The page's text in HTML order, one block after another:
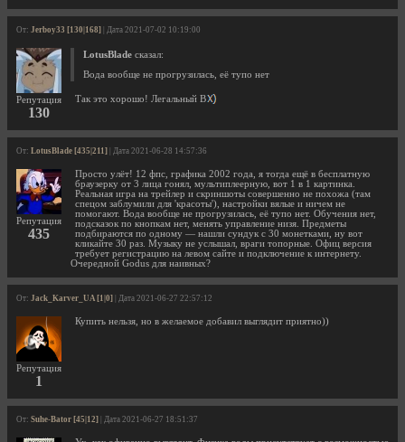
От: Jerboy33 [130|168] | Дата 2021-07-02 10:19:00
Репутация
130
LotusBlade сказал:
Вода вообще не прогрузилась, её тупо нет
Так это хорошо! Легальный В
От: LotusBlade [435|211] | Дата 2021-06-28 14:57:36
Репутация
435
Просто улёт! 12 фпс, графика 2002 года, я тогда ещё в бесплатную
браузерку от 3 лица гонял, мультиплеерную, вот 1 в 1 картинка.
Реальная игра на трейлер и скриншоты совершенно не похожа (там
спецом заблумили для 'красоты'), настройки вялые и ничем не
помогают. Вода вообще не прогрузилась, её тупо нет. Обучения нет,
подсказок по кнопкам нет, менять управление низя. Предметы
подбираются по одному — нашли сундук с 30 монетками, ну вот
кликайте 30 раз. Музыку не услышал, враги топорные. Офиц версия
требует регистрацию на левом сайте и подключение к интернету.
Очередной Godus для наивных?
От: Jack_Karver_UA [1|0] | Дата 2021-06-27 22:57:12
Репутация
1
Купить нельзя, но в желаемое добавил выглядит приятно))
От: Suhe-Bator [45|12] | Дата 2021-06-27 18:51:37